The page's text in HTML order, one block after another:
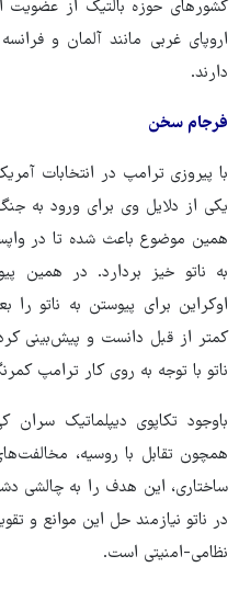
کشورهای حوزه بالتیک از عضویت
اروپای غربی مانند آلمان و
دارند.
فرجام سخن
با پیروزی ترامپ در انتخابات
یکی از دلایل وی برای ورود به
همین موضوع باعث شده تا در
به ناتو خیز بردارد. در همین
اوکراین برای پیوستن به ناتو
کمتر از قبل دانست و پیش‌بینی
ناتو با توجه به روی کار ترامپ
باوجود تکاپوی دیپلماتیک سران
همچون تقابل با روسیه،
ساختاری، این هدف را به چالشی
در ناتو نیازمند حل این موانع و
نظامی-امنیتی است.